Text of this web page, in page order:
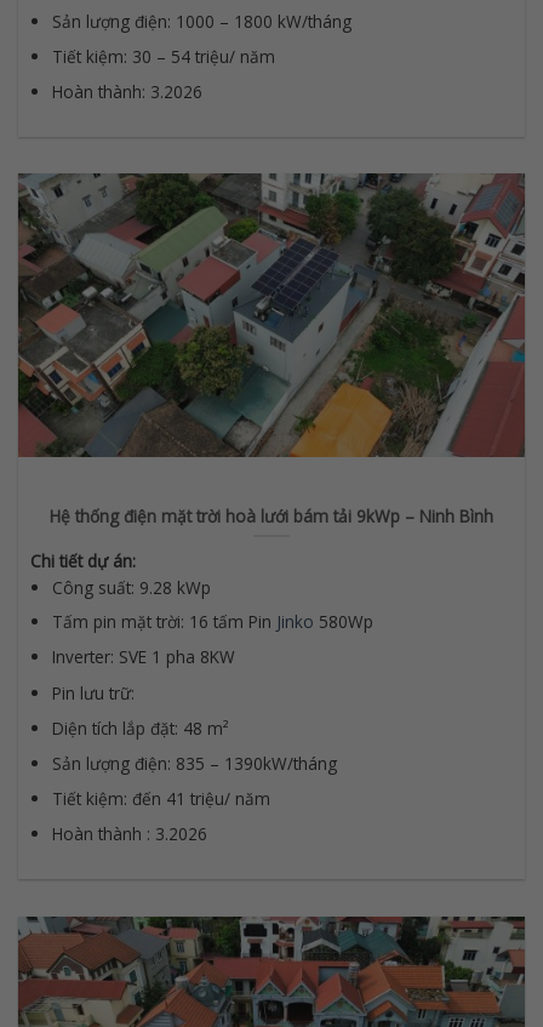
Sản lượng điện: 1000 – 1800 kW/tháng
Tiết kiệm: 30 – 54 triệu/ năm
Hoàn thành: 3.2026
Hệ thống điện mặt trời hoà lưới bám tải 9kWp – Ninh Bình
Chi tiết dự án:
Công suất: 9.28 kWp
Tấm pin mặt trời: 16 tấm Pin Jinko 580Wp
Inverter: SVE 1 pha 8KW
Pin lưu trữ:
Diện tích lắp đặt: 48 m²
Sản lượng điện: 835 – 1390kW/tháng
Tiết kiệm: đến 41 triệu/ năm
Hoàn thành : 3.2026